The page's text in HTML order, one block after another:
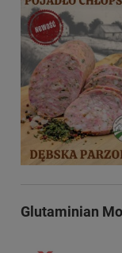
Glutaminian